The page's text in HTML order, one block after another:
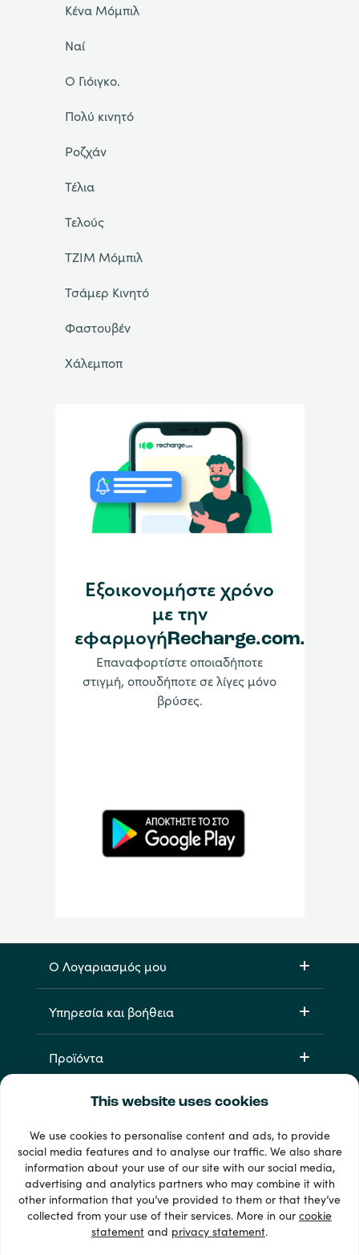
This website uses cookies
We use cookies to personalise content and ads, to provide
social media features and to analyse our traffic. We also share
information about your use of our site with our social media,
advertising and analytics partners who may combine it with
other information that you’ve provided to them or that they’ve
collected from your use of their services. More in ourcookie
statement and privacy statement.
Κένα Μόμπιλ
Ναί
Ο Γιόιγκο.
Πολύ κινητό
Ροζχάν
Τέλια
Τελούς
ΤΖΙΜ Μόμπιλ
Τσάμερ Κινητό
Φαστουβέν
Χάλεμποπ
Εξοικονομήστε χρόνο
με την
εφαρμογήRecharge.com.
Επαναφορτίστε οποιαδήποτε
στιγμή, οπουδήποτε σε λίγες μόνο
βρύσες.
Ο Λογαριασμός μου
Υπηρεσία και βοήθεια
Προϊόντα
33 + τρόποι πληρωμής
Εμφάνιση όλων